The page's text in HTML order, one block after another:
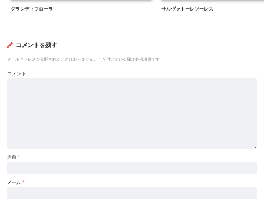
グランディフローラ サルヴァトーレソーレス
コメントを残す
メールアドレスが公開されることはありません。 * が付いている欄は必須項目です
コメント
名前 *
メール *